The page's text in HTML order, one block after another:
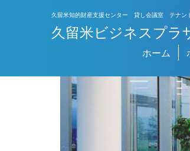
メインナビゲーシ
久留米知的財産支援センター 貸し会議室 テナン
久留米ビジネスプラ
ホーム